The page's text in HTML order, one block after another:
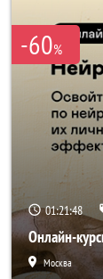
-60%
01:21:48
Онлайн-
Москва